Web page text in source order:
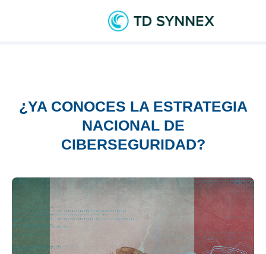
¿YA CONOCES LA ESTRATEGIA
NACIONAL DE
CIBERSEGURIDAD?